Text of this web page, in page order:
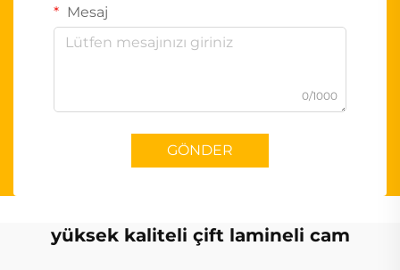
Mesaj
0/1000
GÖNDER
yüksek kaliteli çift lamineli cam